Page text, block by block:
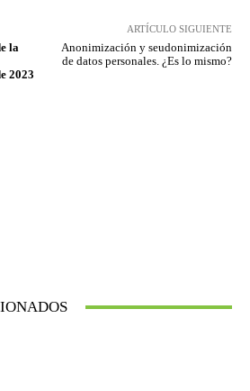
la
2023
ARTÍCULO SIGUIENTE
Anonimización y seudonimización
de datos personales. ¿Es lo mismo?